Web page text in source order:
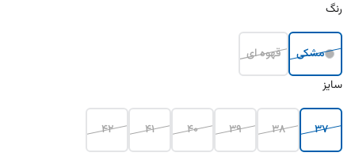
رنگ
مشکی
قهوه ای
سایز
37
38
39
40
41
42